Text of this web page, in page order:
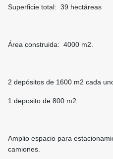
Superficie total: 39 hectáreas
Área construida: 4000 m2.
2 depósitos de 1600 m2 cada
1 deposito de 800 m2
Amplio espacio para
camiones.